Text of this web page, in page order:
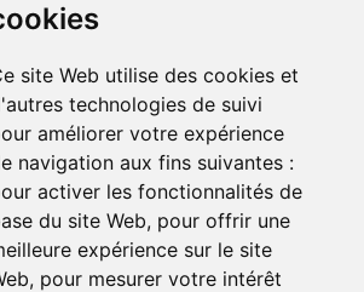
site Web utilise des cookies et
technologies de suivi
améliorer votre expérience
navigation aux fins suivantes :
activer les fonctionnalités de
du site Web, pour offrir une
expérience sur le site
, pour mesurer votre intérêt
Suivant
Ford